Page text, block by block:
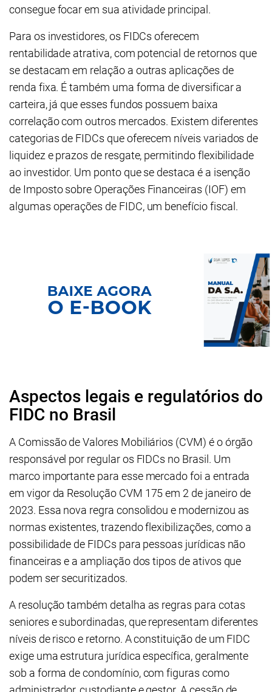
consegue focar em sua atividade principal.
Para os investidores, os FIDCs oferecem
rentabilidade atrativa, com potencial de retornos que
se destacam em relação a outras aplicações de
renda fixa. É também uma forma de diversificar a
carteira, já que esses fundos possuem baixa
correlação com outros mercados. Existem diferentes
categorias de FIDCs que oferecem níveis variados de
liquidez e prazos de resgate, permitindo flexibilidade
ao investidor. Um ponto que se destaca é a isenção
de Imposto sobre Operações Financeiras (IOF) em
algumas operações de FIDC, um benefício fiscal.
Aspectos legais e regulatórios do
FIDC no Brasil
A Comissão de Valores Mobiliários (CVM) é o órgão
responsável por regular os FIDCs no Brasil. Um
marco importante para esse mercado foi a entrada
em vigor da Resolução CVM 175 em 2 de janeiro de
2023. Essa nova regra consolidou e modernizou as
normas existentes, trazendo flexibilizações, como a
possibilidade de FIDCs para pessoas jurídicas não
financeiras e a ampliação dos tipos de ativos que
podem ser securitizados.
A resolução também detalha as regras para cotas
seniores e subordinadas, que representam diferentes
níveis de risco e retorno. A constituição de um FIDC
exige uma estrutura jurídica específica, geralmente
sob a forma de condomínio, com figuras como